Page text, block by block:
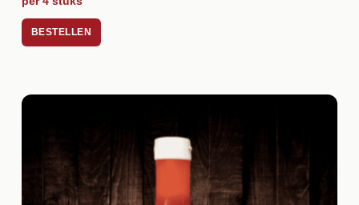
BESTELLEN